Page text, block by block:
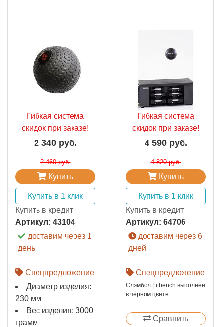
Гибкая система
скидок при заказе!
2 340 руб.
2 460 руб.
Купить
Купить в 1 клик
Купить в кредит
Артикул: 43104
доставим через 1
день
Спецпредложение
Диаметр изделия:
230 мм
Вес изделия: 3000
грамм
Гибкая система
скидок при заказе!
4 590 руб.
4 820 руб.
Купить
Купить в 1 клик
Купить в кредит
Артикул: 64706
доставим через 6
дней
Спецпредложение
Слэмбол Fitbench выполнен
в чёрном цвете
Сравнить